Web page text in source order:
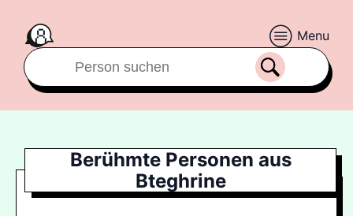
Menu
Berühmte Personen aus
Bteghrine